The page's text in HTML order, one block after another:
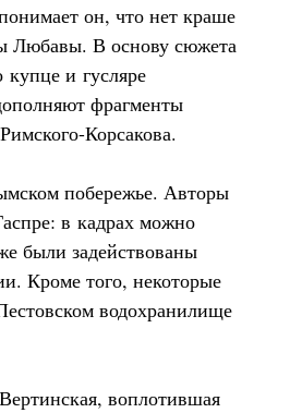
он, что нет краше
Любавы. В основу сюжета
и гусляре
фрагменты
Корсакова.
побережье. Авторы
в кадрах можно
были задействованы
Кроме того, некоторые
водохранилище
воплотившая